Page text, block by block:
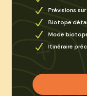
Prévisions
Biotope
Mode
Itinéraire